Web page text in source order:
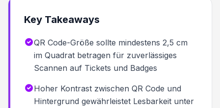
Key Takeaways
QR Code-Größe sollte mindestens 2,5 cm
im Quadrat betragen für zuverlässiges
Scannen auf Tickets und Badges
Hoher Kontrast zwischen QR Code und
Hintergrund gewährleistet Lesbarkeit unter